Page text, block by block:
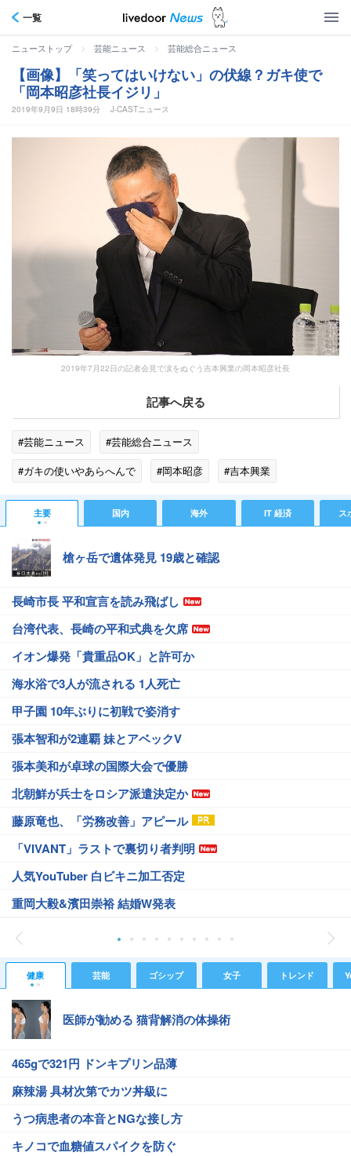
一覧
ニューストップ > 芸能ニュース > 芸能総合ニュース
【画像】「笑ってはいけない」の伏線？ガキ使で
「岡本昭彦社長イジリ」
2019年9月9日 18時39分 J-CASTニュース
2019年7月22日の記者会見で涙をぬぐう吉本興業の岡本昭彦社長
記事へ戻る
#芸能ニュース
#芸能総合ニュース
#ガキの使いやあらへんで
#岡本昭彦
#吉本興業
#ネットで話題
#テレビの話題 #エンタメ・芸能ニュース
主要 国内 海外 IT 経済 ス
槍ヶ岳で遺体発見 19歳と確認
長崎市長 平和宣言を読み飛ばし
台湾代表、長崎の平和式典を欠席
イオン爆発「貴重品OK」と許可か
海水浴で3人が流される 1人死亡
甲子園 10年ぶりに初戦で姿消す
張本智和が2連覇 妹とアベックV
張本美和が卓球の国際大会で優勝
北朝鮮が兵士をロシア派遣決定か
藤原竜也、「労務改善」アピール
「VIVANT」ラストで裏切り者判明
人気YouTuber 白ビキニ加工否定
重岡大毅&濱田崇裕 結婚W発表
健康 芸能 ゴシップ 女子 トレンド
医師が勧める 猫背解消の体操術
465gで321円 ドンキプリン品薄
麻辣湯 具材次第でカツ丼級に
うつ病患者の本音とNGな接し方
キノコで血糖値スパイクを防ぐ